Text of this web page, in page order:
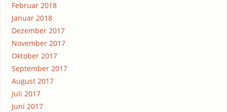
Februar 2018
Januar 2018
Dezember 2017
November 2017
Oktober 2017
September 2017
August 2017
Juli 2017
Juni 2017